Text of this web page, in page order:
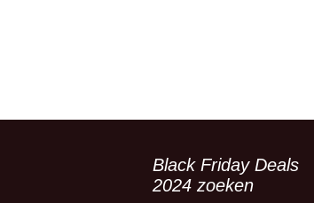
Black Friday Deals
2024 zoeken